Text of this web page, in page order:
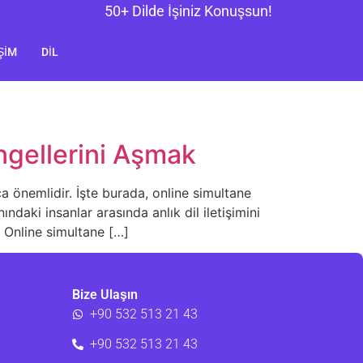
50+ Dilde İşiniz Konuşsun!
DIL
Aşmak
önemlidir. İşte burada, online simultane
insanlar arasında anlık dil iletişimini
Online simultane […]
Bize Ulaşın
+90 532 513 21 43
+90 532 513 21 43